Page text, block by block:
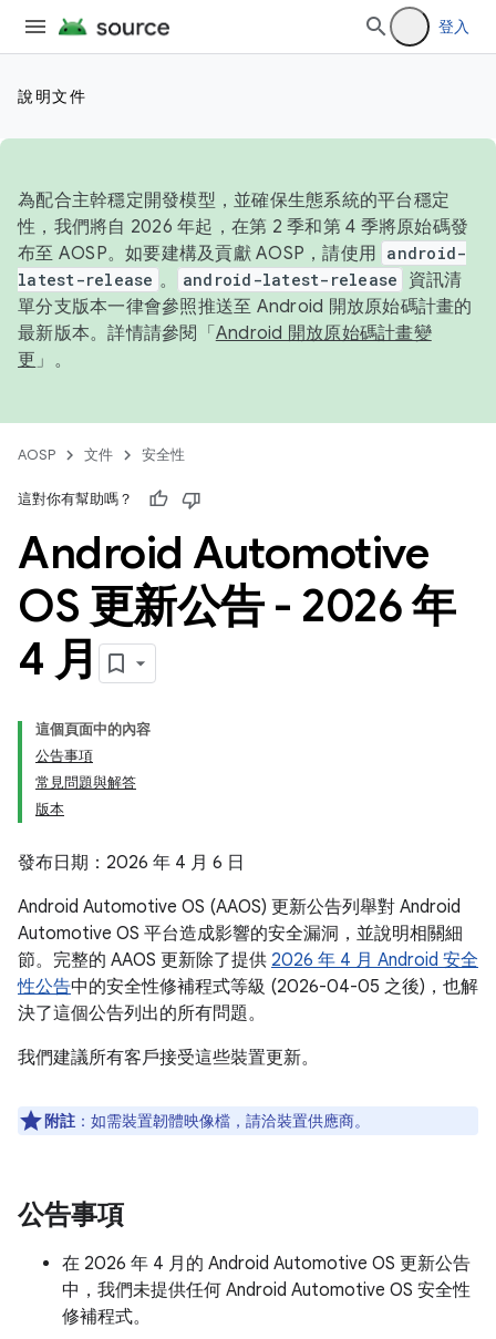
登入
說明文件
為配合主幹穩定開發模型，並確保生態系統的平台穩定
性，我們將自 2026 年起，在第 2 季和第 4 季將原始碼發
布至 AOSP。如要建構及貢獻 AOSP，請使用 android-
latest-release 。 android-latest-release
資訊清
單分支版本一律會參照推送至 Android 開放原始碼計畫的
最新版本。詳情請參閱「 Android 開放原始碼計畫變
更 」。
AOSP 文件 安全性
這對你有幫助嗎？
Android Automotive
OS 更新公告 - 2026 年
4 月
這個頁面中的內容
公告事項
常見問題與解答
版本
發布日期：2026 年 4 月 6 日
Android Automotive OS (AAOS) 更新公告列舉對 Android
Automotive OS 平台造成影響的安全漏洞，並說明相關細
節。完整的 AAOS 更新除了提供 2026 年 4 月 Android 安全
性公告中的安全性修補程式等級 (2026-04-05 之後)，也解
決了這個公告列出的所有問題。
我們建議所有客戶接受這些裝置更新。
附註 ：如需裝置韌體映像檔，請洽裝置供應商。
公告事項
在 2026 年 4 月的 Android Automotive OS 更新公告
中，我們未提供任何 Android Automotive OS 安全性
修補程式。